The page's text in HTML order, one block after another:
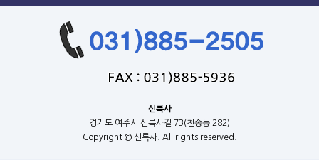
신륵사
경기도 여주시 신륵사길 73(천송동 282)
Copyright © 신륵사. All rights reserved.